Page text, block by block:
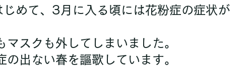
マスクも外してしまいました。
の出ない春を謳歌しています。